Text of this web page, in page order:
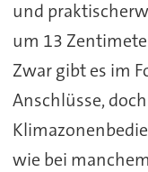
und
um 13
Zwar gibt es im
Anschlüsse,
wie bei